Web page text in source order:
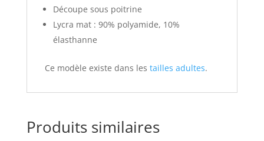
Découpe sous poitrine
Lycra mat : 90% polyamide, 10%
élasthanne
Ce modèle existe dans les tailles adultes.
Produits similaires